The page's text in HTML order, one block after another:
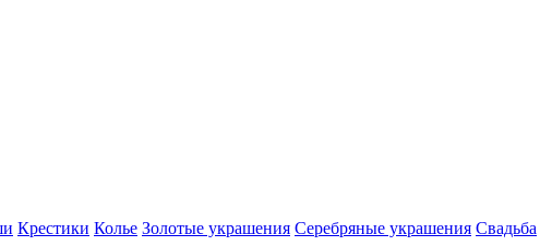
Крестики Колье Золотые украшения Серебряные украшения Свадьба